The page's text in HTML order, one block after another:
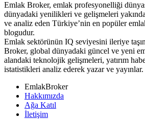
Emlak Broker, emlak profesyonelliği
dünyadaki yenilikleri ve gelişmeleri
ve analiz eden Türkiye’nin en popüler
blogudur.
Emlak sektörünün IQ seviyesini ileriye
Broker, global dünyadaki güncel ve yeni
alandaki teknolojik gelişmeleri, yatırım
istatistikleri analiz ederek yazar ve yayınlar.
EmlakBroker
Hakkımızda
Ağa Katıl
İletişim